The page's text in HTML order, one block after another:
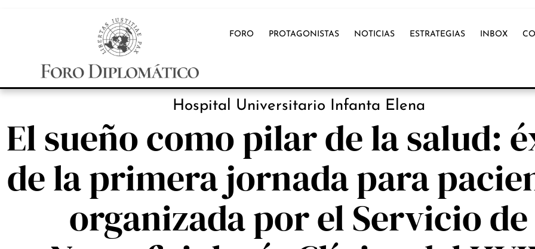
FORO PROTAGONISTAS NOTICIAS ESTRATEGIAS INBOX
Hospital Universitario Infanta Elena
El sueño como pilar de la salud:
de la primera jornada para
organizada por el Servicio de